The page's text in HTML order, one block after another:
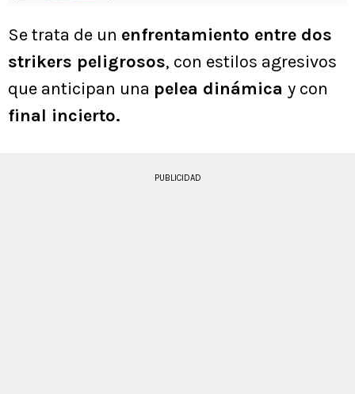
Se trata de un enfrentamiento entre dos
strikers peligrosos, con estilos agresivos
que anticipan una pelea dinámica y con
final incierto.
PUBLICIDAD